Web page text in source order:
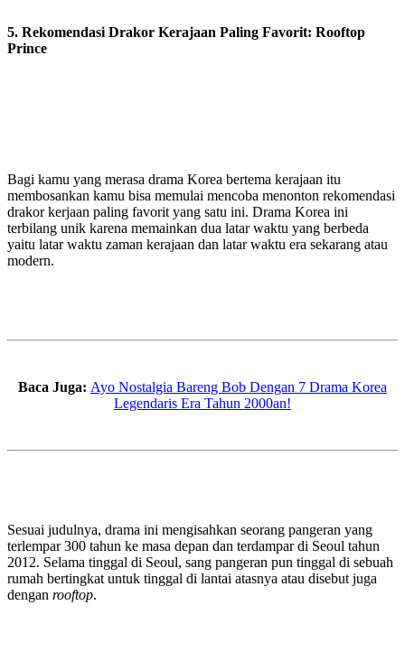
5. Rekomendasi Drakor Kerajaan Paling Favorit: Rooftop
Prince
Bagi kamu yang merasa drama Korea bertema kerajaan itu
membosankan kamu bisa memulai mencoba menonton rekomendasi
drakor kerjaan paling favorit yang satu ini. Drama Korea ini
terbilang unik karena memainkan dua latar waktu yang berbeda
yaitu latar waktu zaman kerajaan dan latar waktu era sekarang atau
modern.
Baca Juga: Ayo Nostalgia Bareng Bob Dengan 7 Drama Korea
Legendaris Era Tahun 2000an!
Sesuai judulnya, drama ini mengisahkan seorang pangeran yang
terlempar 300 tahun ke masa depan dan terdampar di Seoul tahun
2012. Selama tinggal di Seoul, sang pangeran pun tinggal di sebuah
rumah bertingkat untuk tinggal di lantai atasnya atau disebut juga
dengan rooftop.